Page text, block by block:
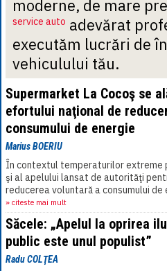
moderne, de mare
adevărat
service auto
executăm lucrări de
vehiculului tău.
Supermarket La Cocoş se
efortului naţional de
consumului de energie
Marius BOERIU
În contextul temperaturilor extreme
şi al apelului lansat de autorităţi
reducerea voluntară a consumului de
electrică, Supermarket La Cocoş a
miercuri,[...]
» citeste mai mult
Săcele: „Apelul la oprirea
public este unul populist”
Radu COLŢEA